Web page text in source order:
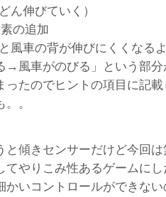
ん伸びていく）
の追加
風車の背が伸びにくくなる
→風車がのびる」という部分
ったのでヒントの項目に記
。
と傾きセンサーだけど今回
てやりこみ性あるゲームに
かいコントロールができな